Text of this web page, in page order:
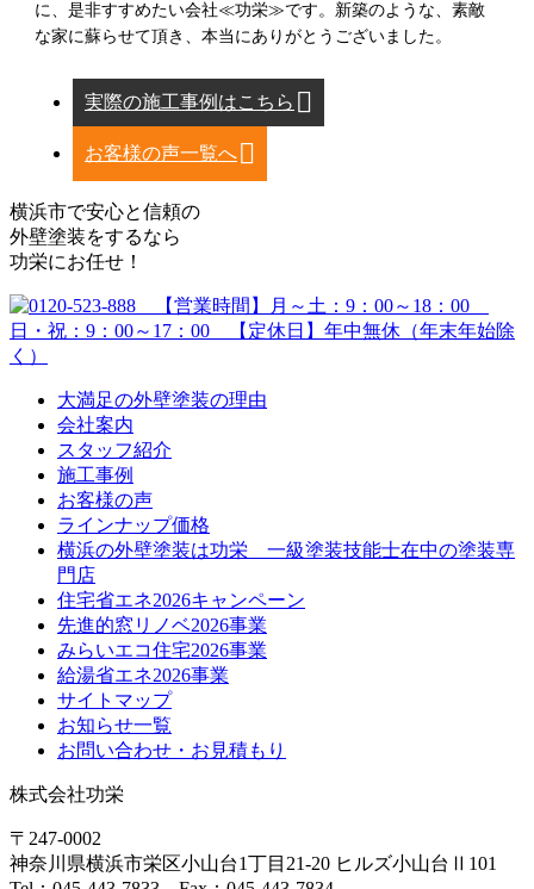
に、是非すすめたい会社≪功栄≫です。新築のような、素敵
な家に蘇らせて頂き、本当にありがとうございました。
実際の施工事例はこちら
お客様の声一覧へ
横浜市で安心と信頼の
外壁塗装をするなら
功栄にお任せ！
大満足の外壁塗装の理由
会社案内
スタッフ紹介
施工事例
お客様の声
ラインナップ価格
横浜の外壁塗装は功栄 一級塗装技能士在中の塗装専
門店
住宅省エネ2026キャンペーン
先進的窓リノベ2026事業
みらいエコ住宅2026事業
給湯省エネ2026事業
サイトマップ
お知らせ一覧
お問い合わせ・お見積もり
株式会社功栄
〒247-0002
神奈川県横浜市栄区小山台1丁目21-20 ヒルズ小山台Ⅱ101